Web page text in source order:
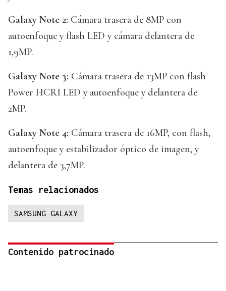
Galaxy Note 2: Cámara trasera de 8MP con
autoenfoque y flash LED y cámara delantera de
1,9MP.
Galaxy Note 3: Cámara trasera de 13MP con flash
Power HCRI LED y autoenfoque y delantera de
2MP.
Galaxy Note 4: Cámara trasera de 16MP, con flash,
autoenfoque y estabilizador óptico de imagen, y
delantera de 3,7MP.
Temas relacionados
SAMSUNG GALAXY
Contenido patrocinado